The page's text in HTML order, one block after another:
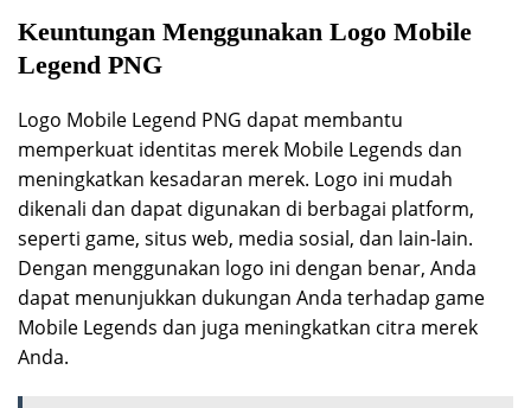
Keuntungan Menggunakan Logo Mobile
Legend PNG
Logo Mobile Legend PNG dapat membantu
memperkuat identitas merek Mobile Legends dan
meningkatkan kesadaran merek. Logo ini mudah
dikenali dan dapat digunakan di berbagai platform,
seperti game, situs web, media sosial, dan lain-lain.
Dengan menggunakan logo ini dengan benar, Anda
dapat menunjukkan dukungan Anda terhadap game
Mobile Legends dan juga meningkatkan citra merek
Anda.